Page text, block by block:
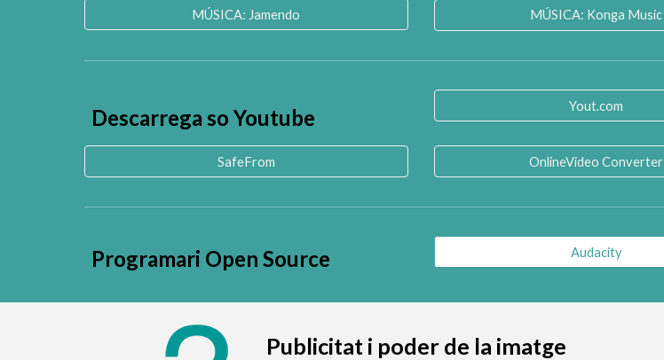
MÚSICA: Jamendo MÚSICA: Konga Music
Descarrega so Youtube
SafeFrom
Yout.com
OnlineVideo Converter
Programari Open Source Audacity
Publicitat i poder de la imatge